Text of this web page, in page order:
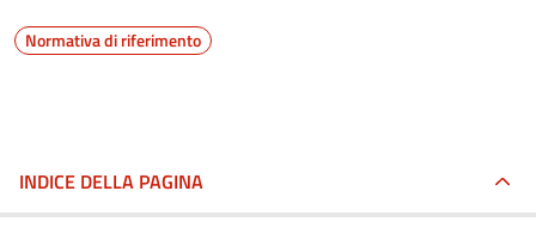
Normativa di riferimento
INDICE DELLA PAGINA